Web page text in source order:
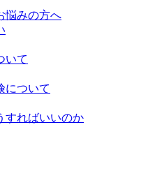
悩みの方へ
いて
について
すればいいのか